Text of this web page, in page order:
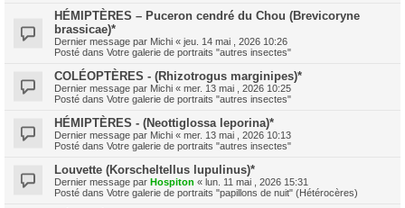
HÉMIPTÈRES – Puceron cendré du Chou (Brevicoryne
brassicae)*
Dernier message par Michi « jeu. 14 mai , 2026 10:26
Posté dans Votre galerie de portraits "autres insectes"
COLÉOPTÈRES - (Rhizotrogus marginipes)*
Dernier message par Michi « mer. 13 mai , 2026 10:25
Posté dans Votre galerie de portraits "autres insectes"
HÉMIPTÈRES - (Neottiglossa leporina)*
Dernier message par Michi « mer. 13 mai , 2026 10:13
Posté dans Votre galerie de portraits "autres insectes"
Louvette (Korscheltellus lupulinus)*
Dernier message par Hospiton « lun. 11 mai , 2026 15:31
Posté dans Votre galerie de portraits "papillons de nuit" (Hétérocères)